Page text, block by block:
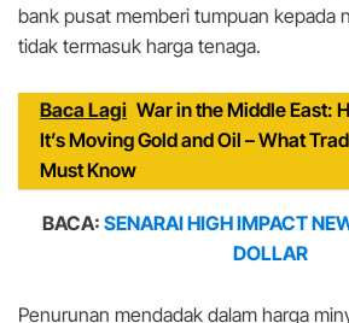
bank pusat memberi tumpuan kepada
tidak termasuk harga tenaga.
Baca Lagi War in the Middle East:
It’s Moving Gold and Oil – What
Must Know
BACA: SENARAI HIGH IMPACT
DOLLAR
Penurunan mendadak dalam harga